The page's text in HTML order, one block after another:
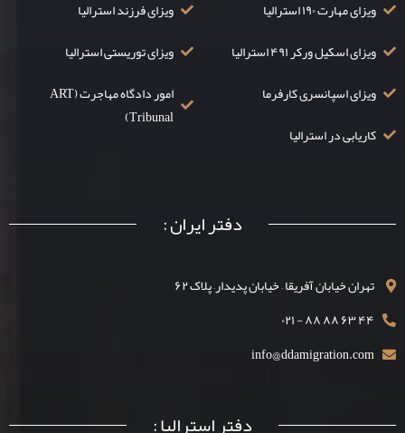
ویزای مهارت ۱۹۰ استرالیا
ویزای اسکیل ورکر ۴۹۱ استرالیا
ویزای اسپانسری کارفرما
کاریابی در استرالیا
ویزای فرزند استرالیا
ویزای توریستی استرالیا
امور دادگاه مهاجرت (ART
Tribunal)
دفتر ایران :
تهران خیابان آفریقا – خیابان پدیدار– پلاک ۶۲
۴۴ ۶۳ ۸۸ ۸۸ - ۰۲۱
info@ddamigration.com
دفتر استرالیا :